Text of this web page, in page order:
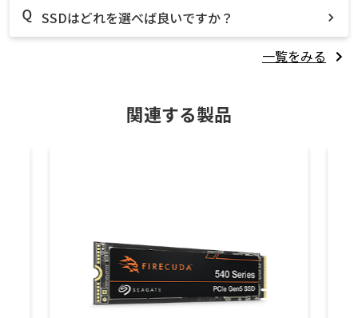
SSDはどれを選べば良いですか？
一覧をみる
関連する製品